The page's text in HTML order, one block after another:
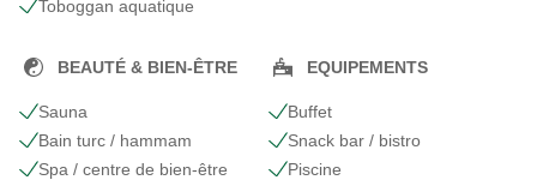
Toboggan aquatique
BEAUTÉ & BIEN-ÊTRE
Sauna
Bain turc / hammam
Spa / centre de bien-être
EQUIPEMENTS
Buffet
Snack bar / bistro
Piscine